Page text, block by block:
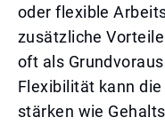
oder flexible
zusätzliche
oft als
Flexibilität kann
stärken wie